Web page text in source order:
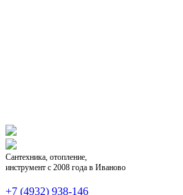
Сантехника, отопление,
инструмент с 2008 года в Иваново
+7 (4932) 938-146